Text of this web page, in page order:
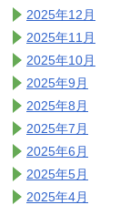
2025年12月
2025年11月
2025年10月
2025年9月
2025年8月
2025年7月
2025年6月
2025年5月
2025年4月